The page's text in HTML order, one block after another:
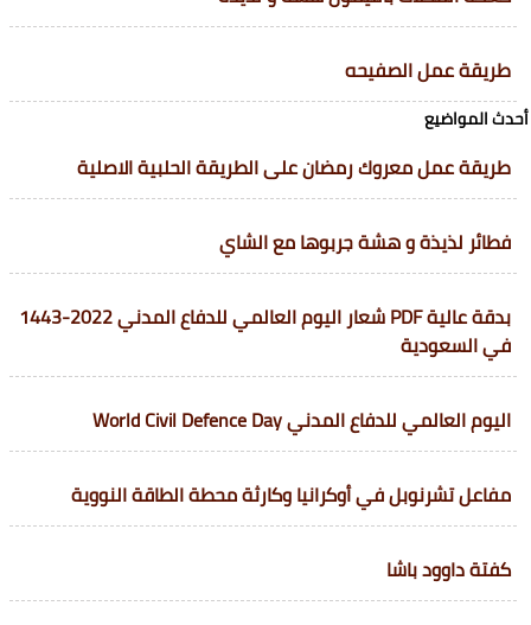
طريقة عمل الصفيحه
أحدث المواضيع
طريقة عمل معروك رمضان على الطريقة الحلبية الاصلية
فطائر لذيذة و هشة جربوها مع الشاي
بدقة عالية PDF شعار اليوم العالمي للدفاع المدني 2022-1443
في السعودية
اليوم العالمي للدفاع المدني World Civil Defence Day
مفاعل تشرنوبل في أوكرانيا وكارثة محطة الطاقة النووية
كفتة داوود باشا